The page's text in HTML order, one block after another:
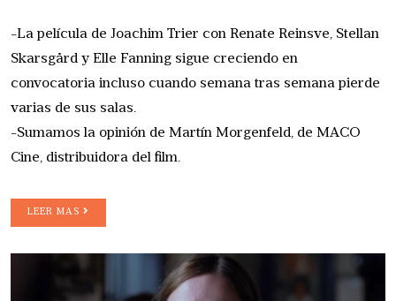
-La película de Joachim Trier con Renate Reinsve, Stellan
Skarsgård y Elle Fanning sigue creciendo en
convocatoria incluso cuando semana tras semana pierde
varias de sus salas.
-Sumamos la opinión de Martín Morgenfeld, de MACO
Cine, distribuidora del film.
LEER MAS